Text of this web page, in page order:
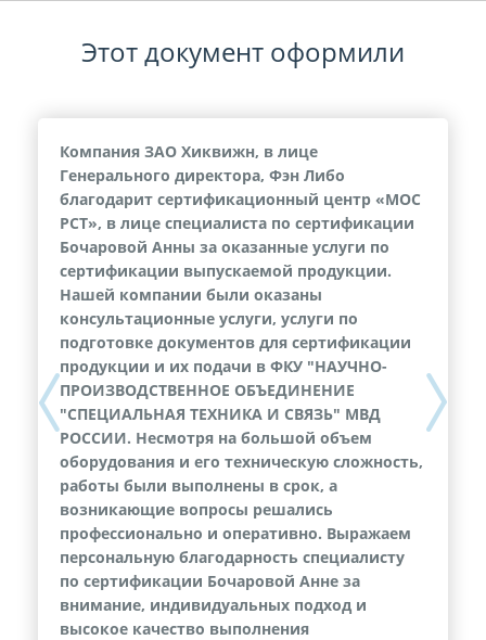
Этот документ оформили
Компания ЗАО Хиквижн, в лице
Генерального директора, Фэн Либо
благодарит сертификационный центр «МОС
РСТ», в лице специалиста по сертификации
Бочаровой Анны за оказанные услуги по
сертификации выпускаемой продукции.
Нашей компании были оказаны
консультационные услуги, услуги по
подготовке документов для сертификации
продукции и их подачи в ФКУ "НАУЧНО-
ПРОИЗВОДСТВЕННОЕ ОБЪЕДИНЕНИЕ
"СПЕЦИАЛЬНАЯ ТЕХНИКА И СВЯЗЬ" МВД
РОССИИ. Несмотря на большой объем
оборудования и его техническую сложность,
работы были выполнены в срок, а
возникающие вопросы решались
профессионально и оперативно. Выражаем
персональную благодарность специалисту
по сертификации Бочаровой Анне за
внимание, индивидуальных подход и
высокое качество выполнения
Next